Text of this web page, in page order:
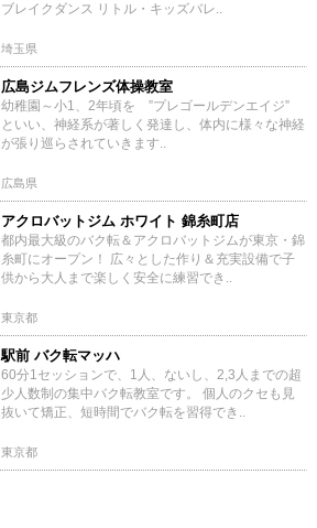
ブレイクダンス リトル・キッズバレ..
埼玉県
広島ジムフレンズ体操教室
幼稚園～小1、2年頃を ”プレゴールデンエイジ”
といい、神経系が著しく発達し、体内に様々な神経
が張り巡らされていきます..
広島県
アクロバットジム ホワイト 錦糸町店
都内最大級のバク転＆アクロバットジムが東京・錦
糸町にオープン！ 広々とした作り＆充実設備で子
供から大人まで楽しく安全に練習でき..
東京都
駅前 バク転マッハ
60分1セッションで、1人、ないし、2,3人までの超
少人数制の集中バク転教室です。 個人のクセも見
抜いて矯正、短時間でバク転を習得でき..
東京都